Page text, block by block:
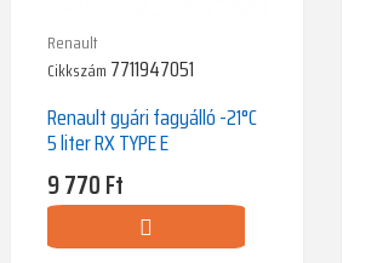
Renault
Cikkszám 7711947051
Renault gyári fagyálló -21°C
5 liter RX TYPE E
Ár
9 770 Ft